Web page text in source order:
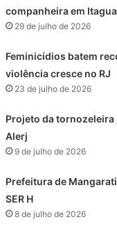
companheira em
29 de julho de 2026
Feminicídios batem
violência cresce no RJ
23 de julho de 2026
Projeto da tornozeleira
Alerj
9 de julho de 2026
Prefeitura de
SER H
8 de julho de 2026